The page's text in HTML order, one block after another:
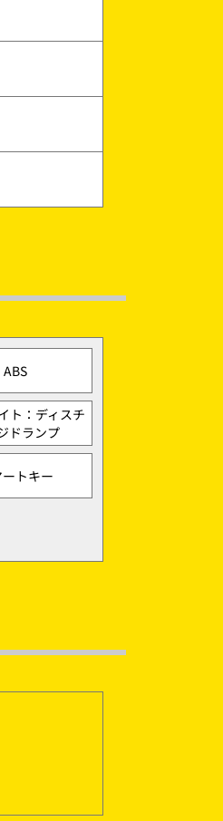
ABS
ト：ディスチ
ドランプ
ートキー